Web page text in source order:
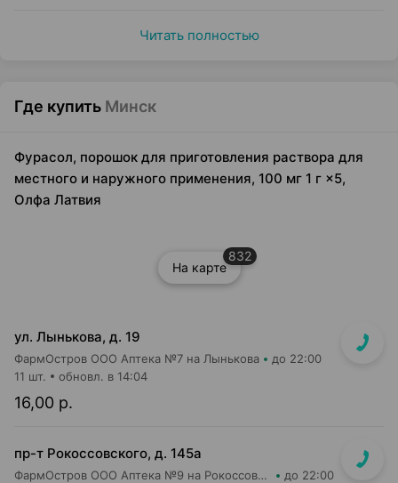
Читать полностью
Где купить Минск
Фурасол, порошок для приготовления раствора для
местного и наружного применения, 100 мг 1 г ×5,
Олфа Латвия
На карте
832
ул. Лынькова, д. 19
ФармОстров ООО Аптека №7 на Лынькова до 22:00
16,00 р.
11 шт. обновл. в 14:04
пр-т Рокоссовского, д. 145а
ФармОстров ООО Аптека №9 на Рокоссовского до 22:00